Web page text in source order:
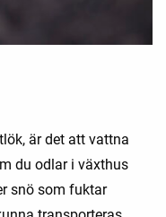
är det att vattna
du odlar i växthus
snö som fuktar